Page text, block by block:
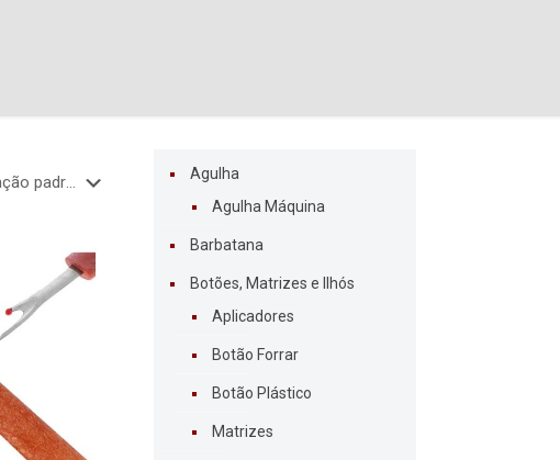
Agulha
Agulha Máquina
Barbatana
Botões, Matrizes e Ilhós
Aplicadores
Botão Forrar
Botão Plástico
Matrizes